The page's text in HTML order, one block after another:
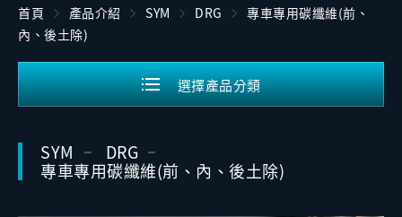
首頁 產品介紹 SYM DRG
專車專用碳纖維(前、
內、後土除)
選擇產品分類
SYM DRG
專車專用碳纖維(前、內、後土除)